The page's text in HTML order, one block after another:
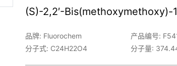
(S)-2,2′-Bis(methoxymethoxy)-
品牌: Fluorochem 产品编号:
分子式: C24H22O4
分子量: